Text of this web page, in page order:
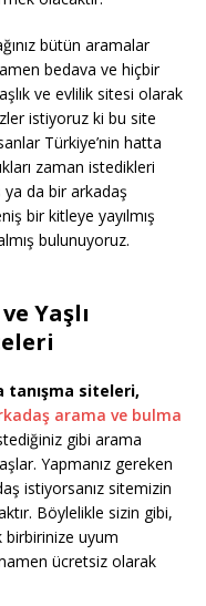
bütün aramalar
bedava ve hiçbir
ve evlilik sitesi olarak
istiyoruz ki bu site
Türkiye’nin hatta
zaman istedikleri
da bir arkadaş
bir kitleye yayılmış
bulunuyoruz.
Yaşlı
siteleri,
arama ve bulma
gibi arama
Yapmanız gereken
istiyorsanız sitemizin
Böylelikle sizin gibi,
uyum
ücretsiz olarak